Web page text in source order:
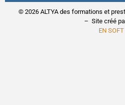
© 2026 ALTYA des formations et
– Site créé
EN SOFT